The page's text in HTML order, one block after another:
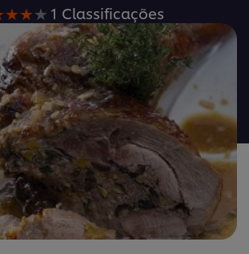
A
classificação
média
deste
Perna
de
Perú
Recheada
-
conheça
a
receita
1 Classificações